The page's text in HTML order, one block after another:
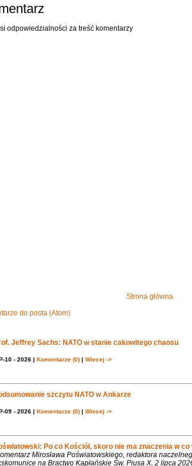
odpowiedzialności za treść komentarzy
Strona główna
do posta (Atom)
Jeffrey Sachs: NATO w stanie cakowitego chaosu
10 - 2026 | Komentarze (0)| Wiecej ->
szczytu NATO w Ankarze
09 - 2026 | Komentarze (0)| Wiecej ->
Po co Kościół, skoro nie ma znaczenia w co
Mirosława Poświatowskiego, redaktora
na Bractwo Kapłańskie Św. Piusa X, 2 lipca